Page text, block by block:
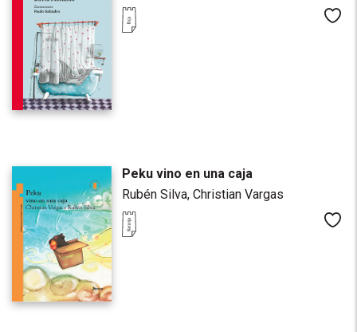
Peku vino en una caja
Rubén Silva, Christian Vargas